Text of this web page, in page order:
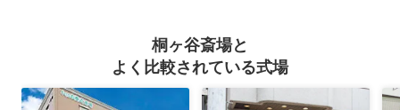
桐ヶ谷斎場と
よく比較されている式場